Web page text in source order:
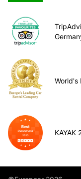
World's
KAYAK